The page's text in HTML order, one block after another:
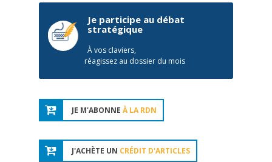
Je participe au débat
stratégique
À vos claviers,
réagissez au dossier du mois
JE M'ABONNE À LA RDN
J'ACHÈTE UN CRÉDIT D'ARTICLES